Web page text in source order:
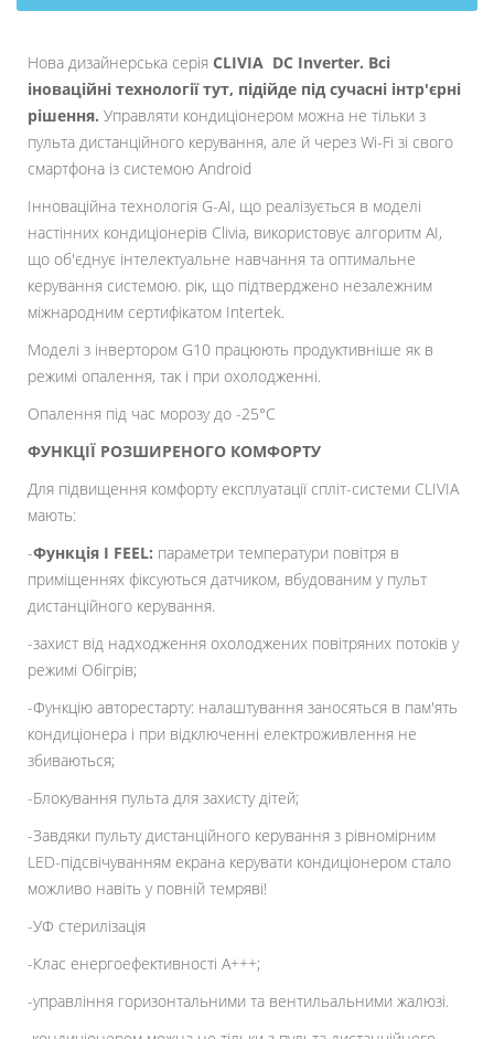
Нова дизайнерська серія CLIVIA DC Inverter. Всі
іноваційні технології тут, підійде під сучасні інтр'єрні
рішення. Управляти кондиціонером можна не тільки з
пульта дистанційного керування, але й через Wi-Fi зі свого
смартфона із системою Android
Інноваційна технологія G-AI, що реалізується в моделі
настінних кондиціонерів Clivia, використовує алгоритм AI,
що об'єднує інтелектуальне навчання та оптимальне
керування системою. рік, що підтверджено незалежним
міжнародним сертифікатом Intertek.
Моделі з інвертором G10 працюють продуктивніше як в
режимі опалення, так і при охолодженні.
Опалення під час морозу до -25°С
ФУНКЦІЇ РОЗШИРЕНОГО КОМФОРТУ
Для підвищення комфорту експлуатації спліт-системи CLIVIA
мають:
-Функція I FEEL: параметри температури повітря в
приміщеннях фіксуються датчиком, вбудованим у пульт
дистанційного керування.
-захист від надходження охолоджених повітряних потоків у
режимі Обігрів;
-Функцію авторестарту: налаштування заносяться в пам'ять
кондиціонера і при відключенні електроживлення не
збиваються;
-Блокування пульта для захисту дітей;
-Завдяки пульту дистанційного керування з рівномірним
LED-підсвічуванням екрана керувати кондиціонером стало
можливо навіть у повній темряві!
-УФ стерилізація
-Клас енергоефективності A+++;
-управління горизонтальними та вентильальними жалюзі.